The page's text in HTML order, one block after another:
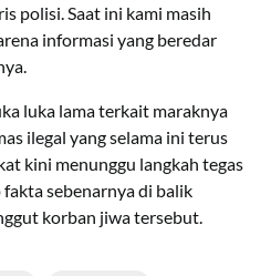
polisi. Saat ini kami masih
informasi yang beredar
luka lama terkait maraknya
ilegal yang selama ini terus
kini menunggu langkah tegas
sebenarnya di balik
korban jiwa tersebut.